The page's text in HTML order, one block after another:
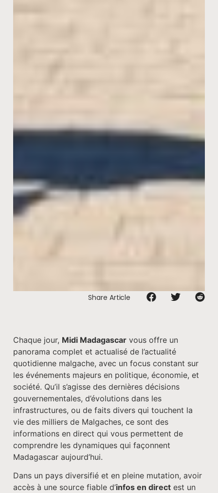
Share Article
Chaque jour, Midi Madagascarvous offre un
panorama complet et actualisé de l’actualité
quotidienne malgache, avec un focus constant sur
les événements majeurs en politique, économie, et
société. Qu’il s’agisse des dernières décisions
gouvernementales, d’évolutions dans les
infrastructures, ou de faits divers qui touchent la
vie des milliers de Malgaches, ce sont des
informations en direct qui vous permettent de
comprendre les dynamiques qui façonnent
Madagascar aujourd’hui.
Dans un pays diversifié et en pleine mutation, avoir
accès à une source fiable d’infos en directest un